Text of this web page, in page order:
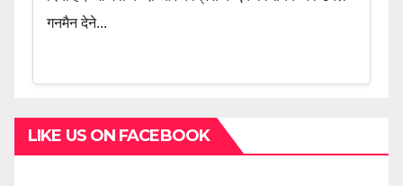
गनमैन देने...
LIKE US ON FACEBOOK